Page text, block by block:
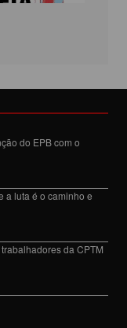
do EPB com o
a luta é o caminho e
da CPTM